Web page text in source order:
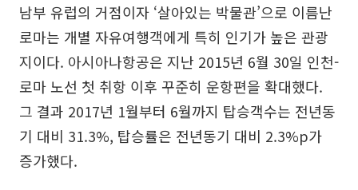
남부 유럽의 거점이자 ‘살아있는 박물관’으로 이름난
로마는 개별 자유여행객에게 특히 인기가 높은 관광
지이다. 아시아나항공은 지난 2015년 6월 30일 인천-
로마 노선 첫 취항 이후 꾸준히 운항편을 확대했다.
그 결과 2017년 1월부터 6월까지 탑승객수는 전년동
기 대비 31.3%, 탑승률은 전년동기 대비 2.3%p가
증가했다.